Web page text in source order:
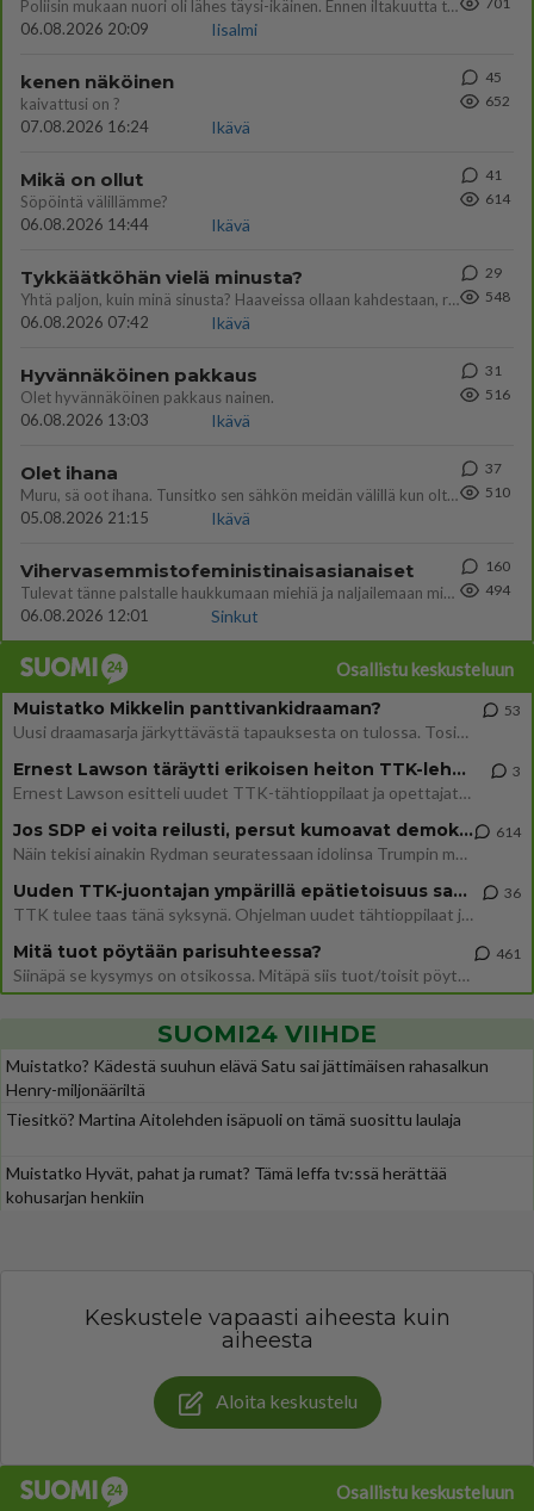
Poliisin mukaan nuori oli lähes täysi-ikäinen. Ennen iltakuutta tulleen ilmoituksen mukaan ihminen oli joutunut mahdoll
06.08.2026 20:09
Iisalmi
kenen näköinen
kaivattusi on ?
07.08.2026 16:24
Ikävä
45
652
Mikä on ollut
Söpöintä välillämme?
06.08.2026 14:44
Ikävä
41
614
Tykkäätköhän vielä minusta?
Yhtä paljon, kuin minä sinusta? Haaveissa ollaan kahdestaan, rauhassa ja lähennytään fyysisesti ja tutustutaan syvemmin
06.08.2026 07:42
Ikävä
29
548
Hyvännäköinen pakkaus
Olet hyvännäköinen pakkaus nainen.
06.08.2026 13:03
Ikävä
31
516
Olet ihana
Muru, sä oot ihana. Tunsitko sen sähkön meidän välillä kun oltiin ihan låhekkäin? 👩‍❤️‍👩❤️😼😘
05.08.2026 21:15
Ikävä
37
510
Vihervasemmistofeministinaisasianaiset
Tulevat tänne palstalle haukkumaan miehiä ja naljailemaan miehelle, kehuvat olevansa heitä parempia. Itse asuvat MIEHE
06.08.2026 12:01
Sinkut
160
494
Osallistu keskusteluun
Muistatko Mikkelin panttivankidraaman?
Uusi draamasarja järkyttävästä tapauksesta on tulossa. Tositapahtumiin perustuva sarja ammentaa vuoden 1986 Mikkelin pan
53
Ernest Lawson täräytti erikoisen heiton TTK-lehdistötilaisuudessa: " Onko tässä tarkoituksena...?"
Ernest Lawson esitteli uudet TTK-tähtioppilaat ja opettajat torstaina 6.8. lehdistölle. Tulevalla kaudella on yksi hausk
3
Jos SDP ei voita reilusti, persut kumoavat demokratian Suomesta
Näin tekisi ainakin Rydman seuratessaan idolinsa Trumpin mallia https://www.is.fi/politiikka/art-2000012187244.html
614
Uuden TTK-juontajan ympärillä epätietoisuus sakenee - Nyt MTV hämmentää soppaa
TTK tulee taas tänä syksynä. Ohjelman uudet tähtioppilaat julkistetaan torstaina 6. elokuuta klo 14 alkavassa lehdistö
36
Mitä tuot pöytään parisuhteessa?
Siinäpä se kysymys on otsikossa. Mitäpä siis tuot/toisit pöytään parisuhteessa? Oletko mies vai nainen? Koetko sen mitä
461
SUOMI24 VIIHDE
Muistatko? Kädestä suuhun elävä Satu sai jättimäisen rahasalkun
Henry-miljonääriltä
Tiesitkö? Martina Aitolehden isäpuoli on tämä suosittu laulaja
Muistatko Hyvät, pahat ja rumat? Tämä leffa tv:ssä herättää
kohusarjan henkiin
Keskustele vapaasti aiheesta kuin
aiheesta
Aloita keskustelu
Osallistu keskusteluun